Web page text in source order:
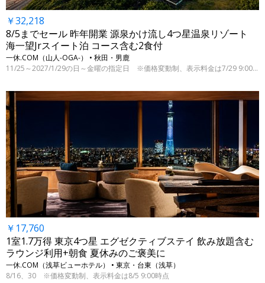
￥32,218
8/5までセール 昨年開業 源泉かけ流し4つ星温泉リゾート
海一望Jrスイート泊 コース含む2食付
一休.COM（山人-OGA-） • 秋田・男鹿
11/25～2027/1/29の日～金曜の指定日 ※価格変動制、表示料金は7/29 9:00時点
￥17,760
1室1.7万得 東京4つ星 エグゼクティブステイ 飲み放題含む
ラウンジ利用+朝食 夏休みのご褒美に
一休.COM（浅草ビューホテル） • 東京・台東（浅草）
8/16、30 ※価格変動制、表示料金は8/5 9:00時点